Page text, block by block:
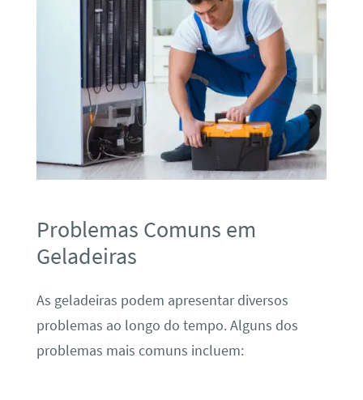
Problemas Comuns em
Geladeiras
As geladeiras podem apresentar diversos
problemas ao longo do tempo. Alguns dos
problemas mais comuns incluem: